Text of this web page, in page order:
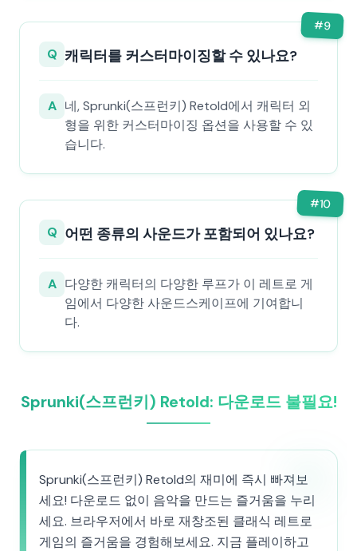
#9
Q 캐릭터를 커스터마이징할 수 있나요?
A 네, Sprunki(스프런키) Retold에서 캐릭터 외
형을 위한 커스터마이징 옵션을 사용할 수 있
습니다.
#10
Q 어떤 종류의 사운드가 포함되어 있나요?
A 다양한 캐릭터의 다양한 루프가 이 레트로 게
임에서 다양한 사운드스케이프에 기여합니
다.
Sprunki(스프런키) Retold: 다운로드 불필요!
Sprunki(스프런키) Retold의 재미에 즉시 빠져보
세요! 다운로드 없이 음악을 만드는 즐거움을 누리
세요. 브라우저에서 바로 재창조된 클래식 레트로
게임의 즐거움을 경험해보세요. 지금 플레이하고